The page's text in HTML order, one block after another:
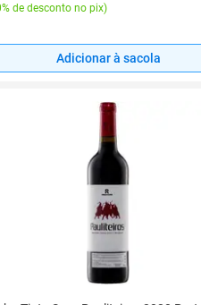
de desconto no pix)
Adicionar à sacola